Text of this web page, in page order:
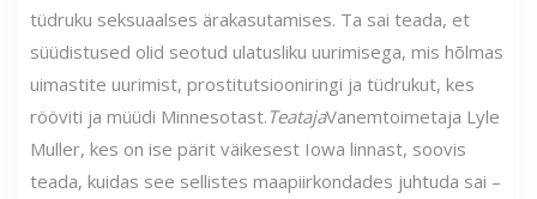
tüdruku seksuaalses ärakasutamises. Ta sai teada, et
süüdistused olid seotud ulatusliku uurimisega, mis hõlmas
uimastite uurimist, prostitutsiooniringi ja tüdrukut, kes
rööviti ja müüdi Minnesotast.TeatajaVanemtoimetaja Lyle
Muller, kes on ise pärit väikesest Iowa linnast, soovis
teada, kuidas see sellistes maapiirkondades juhtuda sai –